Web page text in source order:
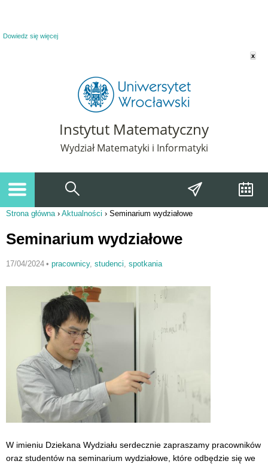
Dowiedz się więcej
x
Instytut Matematyczny
Wydział Matematyki i Informatyki
Strona główna› Aktualności › Seminarium wydziałowe
Seminarium wydziałowe
17/04/2024 • pracownicy, studenci, spotkania
W imieniu Dziekana Wydziału serdecznie zapraszamy pracowników
oraz studentów na seminarium wydziałowe, które odbędzie się we